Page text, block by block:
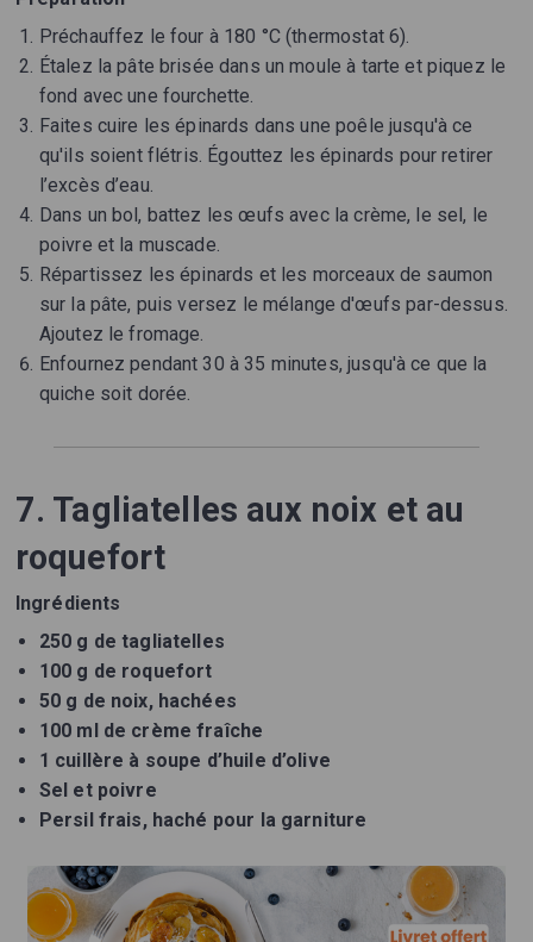
Préchauffez le four à 180 °C (thermostat 6).
Étalez la pâte brisée dans un moule à tarte et piquez le
fond avec une fourchette.
Faites cuire les épinards dans une poêle jusqu'à ce
qu'ils soient flétris. Égouttez les épinards pour retirer
l’excès d’eau.
Dans un bol, battez les œufs avec la crème, le sel, le
poivre et la muscade.
Répartissez les épinards et les morceaux de saumon
sur la pâte, puis versez le mélange d'œufs par-dessus.
Ajoutez le fromage.
Enfournez pendant 30 à 35 minutes, jusqu'à ce que la
quiche soit dorée.
7. Tagliatelles aux noix et au
roquefort
Ingrédients
250 g de tagliatelles
100 g de roquefort
50 g de noix, hachées
100 ml de crème fraîche
1 cuillère à soupe d’huile d’olive
Sel et poivre
Persil frais, haché pour la garniture